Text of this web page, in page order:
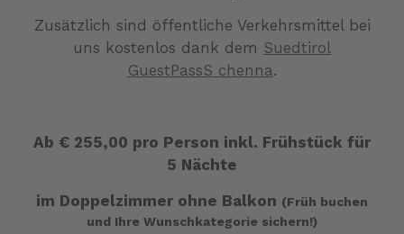
Zusätzlich sind öffentliche Verkehrsmittel bei
uns kostenlos dank dem Suedtirol
GuestPassS chenna.
Ab € 255,00 pro Person inkl. Frühstück für
5 Nächte
im Doppelzimmer ohne Balkon (Früh buchen
und Ihre Wunschkategorie sichern!)